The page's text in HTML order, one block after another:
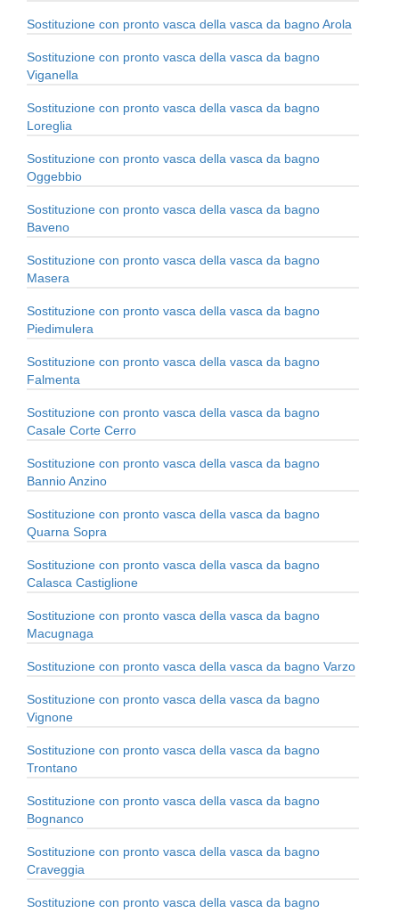
Sostituzione con pronto vasca della vasca da bagno Arola
Sostituzione con pronto vasca della vasca da bagno
Viganella
Sostituzione con pronto vasca della vasca da bagno
Loreglia
Sostituzione con pronto vasca della vasca da bagno
Oggebbio
Sostituzione con pronto vasca della vasca da bagno
Baveno
Sostituzione con pronto vasca della vasca da bagno
Masera
Sostituzione con pronto vasca della vasca da bagno
Piedimulera
Sostituzione con pronto vasca della vasca da bagno
Falmenta
Sostituzione con pronto vasca della vasca da bagno
Casale Corte Cerro
Sostituzione con pronto vasca della vasca da bagno
Bannio Anzino
Sostituzione con pronto vasca della vasca da bagno
Quarna Sopra
Sostituzione con pronto vasca della vasca da bagno
Calasca Castiglione
Sostituzione con pronto vasca della vasca da bagno
Macugnaga
Sostituzione con pronto vasca della vasca da bagno Varzo
Sostituzione con pronto vasca della vasca da bagno
Vignone
Sostituzione con pronto vasca della vasca da bagno
Trontano
Sostituzione con pronto vasca della vasca da bagno
Bognanco
Sostituzione con pronto vasca della vasca da bagno
Craveggia
Sostituzione con pronto vasca della vasca da bagno